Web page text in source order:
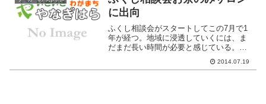
に出向
ふくし相談会がスタートしてこの7月で1
年が経つ。地域に浸透していくには、ま
だまだ長い時間が必要と感じている。尤
も福祉に関する相談窓口は、ここに限ら
ず地域の中にたくさんあることも確か。
2014.07.19